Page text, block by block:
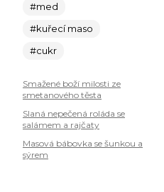
#med
#kuřecí maso
#cukr
Smažené boží milosti ze
smetanového těsta
Slaná nepečená roláda se
salámem a rajčaty
Masová bábovka se šunkou a
sýrem